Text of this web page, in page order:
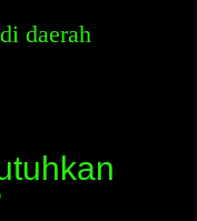
daerah